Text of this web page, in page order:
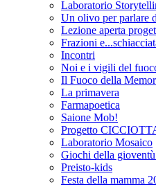
Laboratorio
Un olivo per parlare
Lezione aperta
Frazioni
Incontri
Noi e i vigili del
Il Fuoco della
La primavera
Farmapoetica
Saione Mob!
Progetto
Laboratorio Mosaico
Giochi della
Preisto-kids
Festa della mamma